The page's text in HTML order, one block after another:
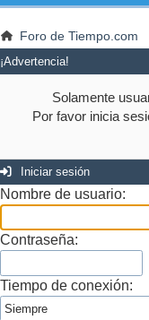
Foro de Tiempo.com
¡Advertencia!
Solamente
Por favor inicia
Iniciar sesión
Nombre de usuario:
Contraseña:
Tiempo de conexión: